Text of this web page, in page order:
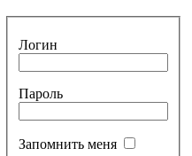
Логин
Пароль
Запомнить меня